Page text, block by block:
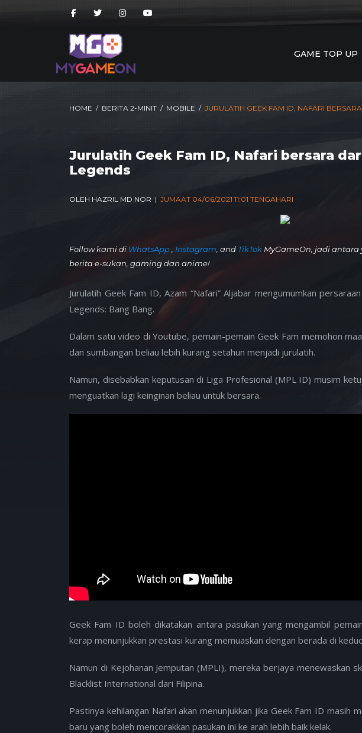
GAME TOP UP
HOME / BERITA 2-MINIT / MOBILE / JURULATIH GEEK FAM ID, NAFARI
Jurulatih Geek Fam ID, Nafari bersara
Legends
OLEH HAZRIL MD NOR | JUMAAT 04/06/2021 11:01 TENGAHARI
Follow kami di WhatsApp Instagram , and TikTok MyGameOn, jadi
berita e-sukan, gaming dan anime!
Jurulatih Geek Fam ID, Azam “Nafari” Aljabar mengumumkan
Legends: Bang Bang.
Dalam satu video di Youtube, pemain-pemain Geek Fam memohon
dan sumbangan beliau lebih kurang setahun menjadi jurulatih.
Namun, disebabkan keputusan di Liga Profesional (MPL ID) musim
menguatkan lagi keinginan beliau untuk bersara.
Geek Fam ID boleh dikatakan antara pasukan yang mengambil
kerap menunjukkan prestasi kurang memuaskan dengan berada di
Namun di Kejohanan Jemputan (MPLI), mereka berjaya menewaskan
Blacklist International dari Filipina.
Pastinya kehilangan Nafari akan menunjukkan jika Geek Fam ID masih
baru yang boleh mencorakkan pasukan ini ke arah lebih baik kelak.